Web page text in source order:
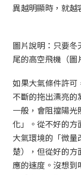
異越明顯時，就越
圖片說明：只要
尾的高空飛機（圖
如果大氣條件許可
不斷的拖出漂亮
一般，會阻擋陽
化」。從不好的方
大氣環境的「微
楚），但從好的
應的速度。沒想到